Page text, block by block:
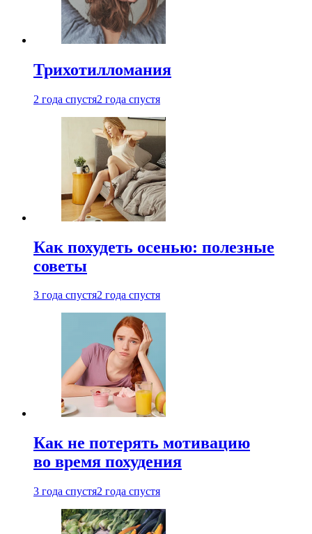
Трихотилломания
2 года спустя2 года спустя
Как похудеть осенью: полезные
советы
3 года спустя2 года спустя
Как не потерять мотивацию
во время похудения
3 года спустя2 года спустя